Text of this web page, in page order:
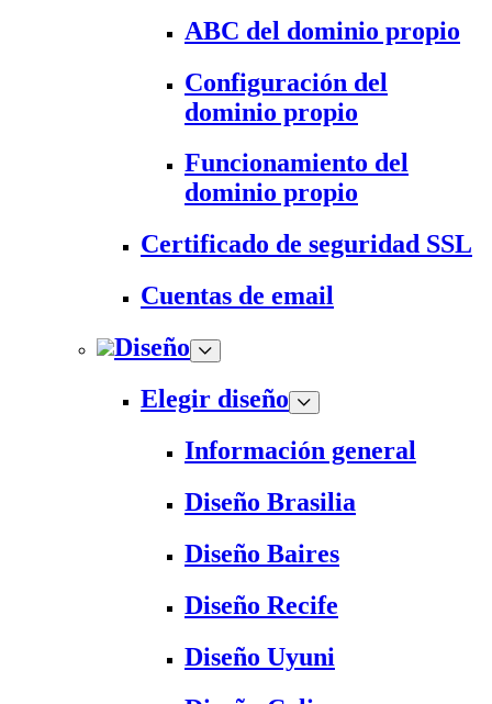
ABC del dominio propio
Configuración del
dominio propio
Funcionamiento del
dominio propio
Certificado de seguridad SSL
Cuentas de email
Diseño
Elegir diseño
Información general
Diseño Brasilia
Diseño Baires
Diseño Recife
Diseño Uyuni